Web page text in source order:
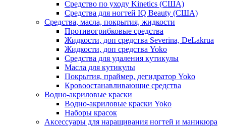
Средство по уходу Kinetics (США)
Средства для ногтей IQ Beauty (США)
Средства, масла, покрытия, жидкости
Противогрибковые средства
Жидкости, доп средства Severina, DeLakrua
Жидкости, доп средства Yoko
Средства для удаления кутикулы
Масла для кутикулы
Покрытия, праймер, дегидратор Yoko
Кровоостанавливающие средства
Водно-акриловые краски
Водно-акриловые краски Yoko
Наборы красок
Аксессуары для наращивания ногтей и маникюра